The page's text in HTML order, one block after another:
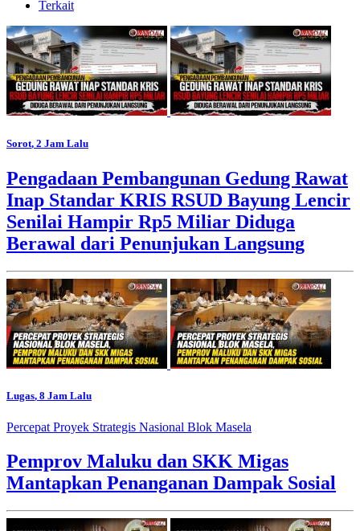
Terkait
Sorot, 2 Jam Lalu
Pengadaan Pembangunan Gedung Rawat
Inap Standar KRIS RSUD Bayung Lencir
Senilai Hampir Rp5 Miliar Diduga
Berawal dari Penunjukan Langsung
Lugas, 8 Jam Lalu
Percepat Proyek Strategis Nasional Blok Masela
Pemprov Maluku dan SKK Migas
Mantapkan Penanganan Dampak Sosial